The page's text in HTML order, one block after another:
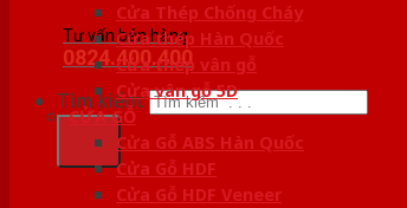
Tư vấn bán hàng
0824.400.400
Tìm kiếm:
Cửa Thép Chống Cháy
Cửa thép Hàn Quốc
Cửa thép vân gỗ
Cửa vân gỗ 5D
CỬA GỖ
Cửa Gỗ ABS Hàn Quốc
Cửa Gỗ HDF
Cửa Gỗ HDF Veneer